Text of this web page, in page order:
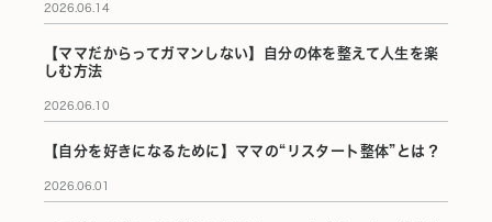
2026.06.14
【ママだからってガマンしない】自分の体を整えて人生を楽
しむ方法
2026.06.10
【自分を好きになるために】ママの“リスタート整体”とは？
2026.06.01